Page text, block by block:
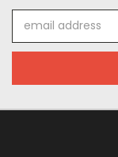
Address